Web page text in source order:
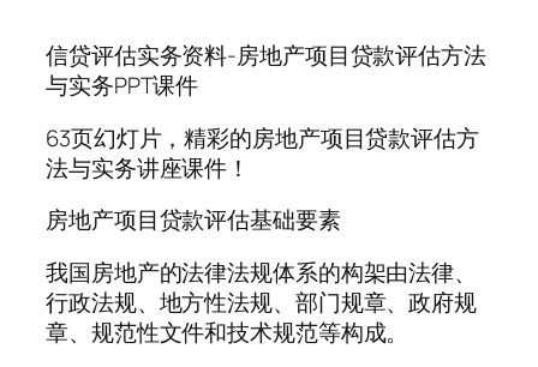
信贷评估实务资料-房地产项目贷款评估方法
与实务PPT课件
63页幻灯片，精彩的房地产项目贷款评估方
法与实务讲座课件！
房地产项目贷款评估基础要素
我国房地产的法律法规体系的构架由法律、
行政法规、地方性法规、部门规章、政府规
章、规范性文件和技术规范等构成。